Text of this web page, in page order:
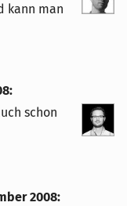
kann man
:
schon
2008: